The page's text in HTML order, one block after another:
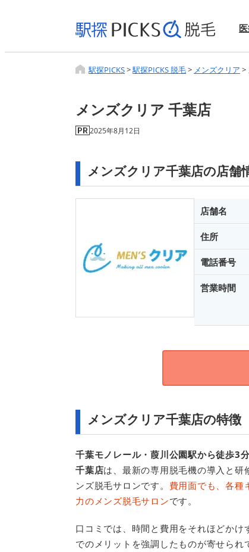
駅探PICKS>駅探PICKS 脱毛> メンズクリア >
メンズクリア 千葉店
2025年8月12日
メンズクリア千葉店の店舗
店舗名
住所
電話番号
営業時間
メンズクリア千葉店の特徴
千葉モノレール・葭川公園駅から徒歩3
千葉店は、最新の専用脱毛機の導入と研
ンズ脱毛サロンです。 費用面でも、各種
力のメンズ脱毛サロンです。
口コミでは、時間と費用をそれほどか
でのメリットを強調したものが寄せられ